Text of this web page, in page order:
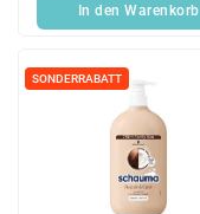
In den Warenkorb
SONDERRABATT